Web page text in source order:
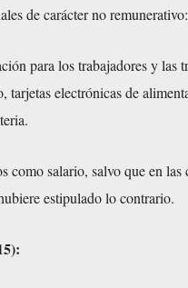
de carácter no remunerativo:
para los trabajadores y las
tarjetas electrónicas de
salario, salvo que en las
estipulado lo contrario.